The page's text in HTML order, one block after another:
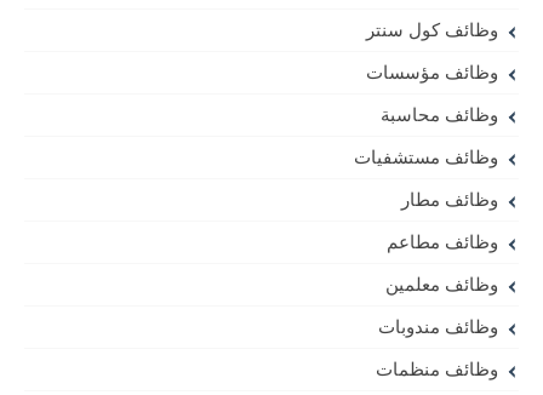
وظائف كول سنتر
وظائف مؤسسات
وظائف محاسبة
وظائف مستشفيات
وظائف مطار
وظائف مطاعم
وظائف معلمين
وظائف مندوبات
وظائف منظمات